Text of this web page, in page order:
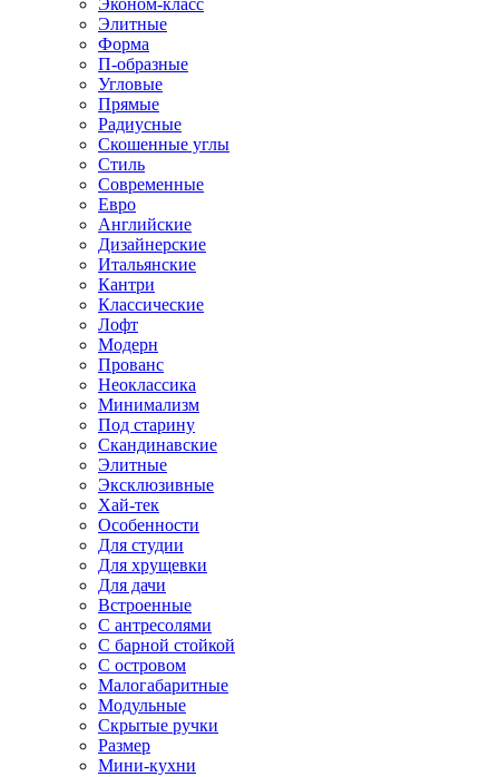
Эконом-класс
Элитные
Форма
П-образные
Угловые
Прямые
Радиусные
Скошенные углы
Стиль
Современные
Евро
Английские
Дизайнерские
Итальянские
Кантри
Классические
Лофт
Модерн
Прованс
Неоклассика
Минимализм
Под старину
Скандинавские
Элитные
Эксклюзивные
Хай-тек
Особенности
Для студии
Для хрущевки
Для дачи
Встроенные
С антресолями
С барной стойкой
С островом
Малогабаритные
Модульные
Скрытые ручки
Размер
Мини-кухни